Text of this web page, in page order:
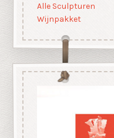
Alle Sculpturen
Wijnpakket